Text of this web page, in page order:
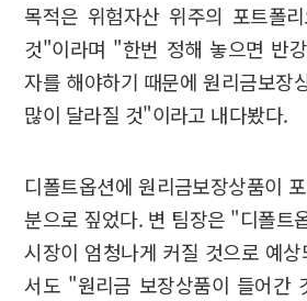
목적은 위험자산 위주의 포트폴
것"이라며 "한번 정해 놓으면 반
자를 해야하기 때문에 원리금보장
많이 달라질 것"이라고 내다봤다.
디폴트옵션에 원리금보장상품이
분으로 짚었다. 변 팀장은 "디폴트
시장이 엄청나게 커질 것으로 예
서도 "원리금 보장상품이 들어간